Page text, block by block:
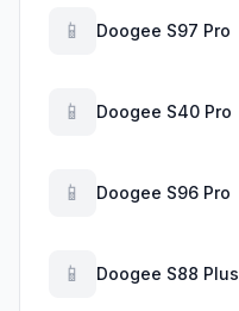
📱 Doogee S97 Pro
📱 Doogee S40 Pro
📱 Doogee S96 Pro
📱 Doogee S88 Plus